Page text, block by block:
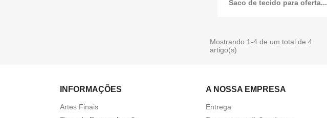
Saco de tecido para oferta...
Mostrando 1-4 de um total de 4
artigo(s)
INFORMAÇÕES
Artes Finais
A NOSSA EMPRESA
Entrega